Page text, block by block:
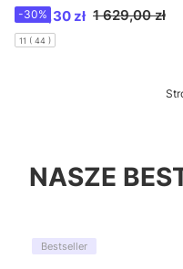
Cena promocyjna
1 140,30 zł 1 629,00 zł
-30%
11 ( 44 )
NASZE
Bestseller